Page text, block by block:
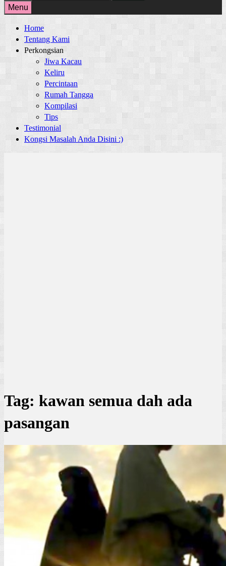
for:
Menu
Home
Tentang Kami
Perkongsian
Jiwa Kacau
Keliru
Percintaan
Rumah Tangga
Kompilasi
Tips
Testimonial
Kongsi Masalah Anda Disini :)
Tag: kawan semua dah ada
pasangan